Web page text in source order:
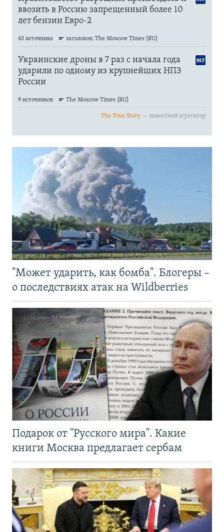
"Может ударить, как бомба". Блогеры –
о последствиях атак на Wildberries
Подарок от "Русского мира". Какие
книги Москва предлагает сербам